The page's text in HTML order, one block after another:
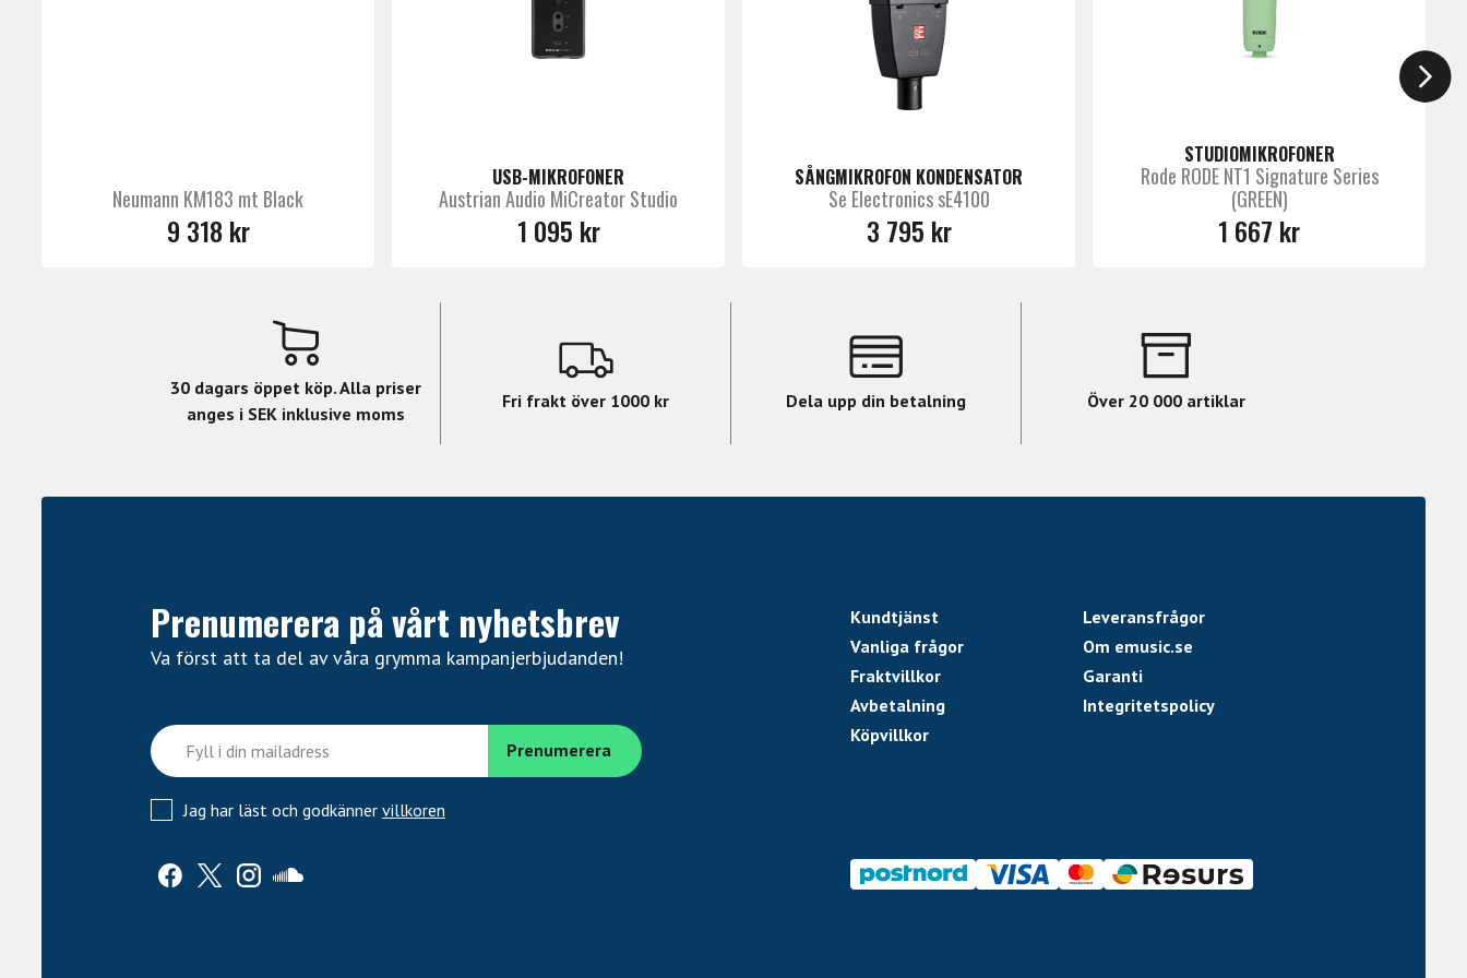
Neumann KM183 mt Black
9 318 kr
USB-MIKROFONER
Austrian Audio MiCreator Studio
1 095 kr
SÅNGMIKROFON KONDENSATOR
Se Electronics sE4100
3 795 kr
STUDIOMIKROFONER
Rode RODE NT1 Signature Series
(GREEN)
1 667 kr
30 dagars öppet köp. Alla priser
anges i SEK inklusive moms
Fri frakt över 1000 kr Dela upp din betalning Över 20 000 artiklar
Prenumerera på vårt nyhetsbrev
Va först att ta del av våra grymma kampanjerbjudanden!
Jag har läst och godkänner villkoren
Kundtjänst
Leveransfrågor
Vanliga frågor
Om emusic.se
Fraktvillkor
Garanti
Avbetalning
Integritetspolicy
Köpvillkor